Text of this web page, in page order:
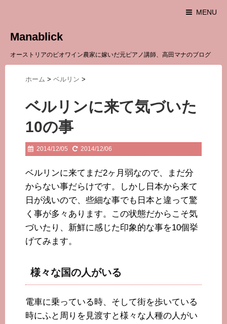
MENU
Manablick
オーストリアのビオワイン農家に嫁いだ元ピアノ講師、高田マナのブログ
ホーム > ベルリン >
ベルリンに来て気づいた
10の事
2014/12/05 2014/12/06
ベルリンに来てまだ2ヶ月弱なので、まだ分
からない事だらけです。しかし日本から来て
日が浅いので、些細な事でも日本と違って驚
く事が多々あります。この状態だからこそ気
づいたり、新鮮に感じた印象的な事を10個挙
げてみます。
様々な国の人がいる
電車に乗っている時、そして街を歩いている
時にふと周りを見渡すと様々な人種の人がい